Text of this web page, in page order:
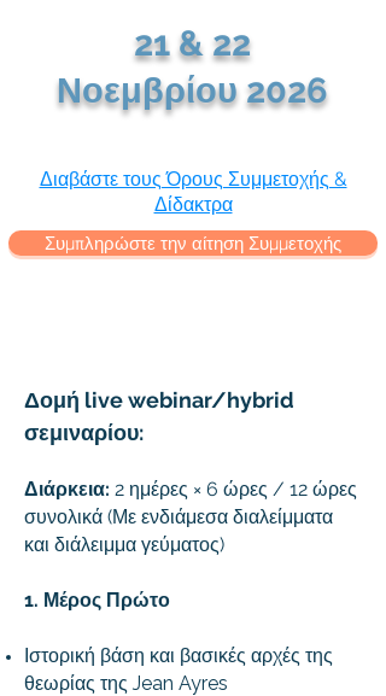
21 & 22
Νοεμβρίου 2026
Διαβάστε τους Όρους Συμμετοχής &
Δίδακτρα
Συμπληρώστε την αίτηση Συμμετοχής
Δομή live webinar/hybrid
σεμιναρίου:
Διάρκεια: 2 ημέρες × 6 ώρες / 12 ώρες
συνολικά (Με ενδιάμεσα διαλείμματα
και διάλειμμα γεύματος)
1. Μέρος Πρώτο
Ιστορική βάση και βασικές αρχές της
θεωρίας της Jean Ayres